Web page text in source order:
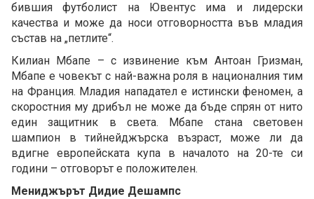
бившия футболист на Ювентус има и лидерски
качества и може да носи отговорността във младия
състав на „петлите“.
Килиан Мбапе – с извинение към Антоан Гризман,
Мбапе е човекът с най-важна роля в националния тим
на Франция. Младия нападател е истински феномен, а
скоростния му дрибъл не може да бъде спрян от нито
един защитник в света. Мбапе стана световен
шампион в тийнейджърска възраст, може ли да
вдигне европейската купа в началото на 20-те си
години – отговорът е положителен.
Мениджърът Дидие Дешампс